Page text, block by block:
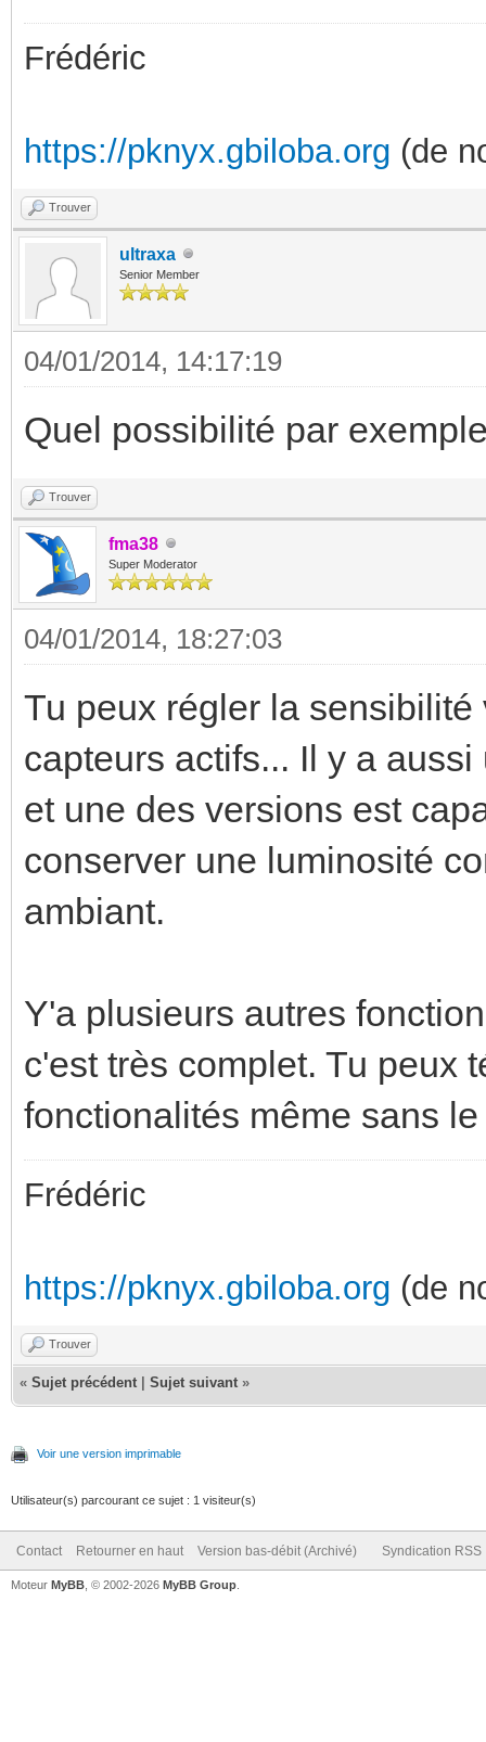
Frédéric
https://pknyx.gbiloba.org (de
Trouver
ultraxa
Senior Member
04/01/2014, 14:17:19
Quel possibilité par
Trouver
fma38
Super Moderator
04/01/2014, 18:27:03
Tu peux régler la
capteurs actifs... Il y a
et une des versions est
conserver une luminosité
ambiant.
Y'a plusieurs autres
c'est très complet. Tu peux
fonctionalités même sans
Frédéric
https://pknyx.gbiloba.org (de
Trouver
« Sujet précédent Sujet suivant »
Voir une version imprimable
Utilisateur(s) parcourant ce sujet : 1 visiteur(s)
Contact Retourner en haut Version bas-débit (Archivé) Syndication RSS
Moteur MyBB , © 2002-2026 MyBB Group